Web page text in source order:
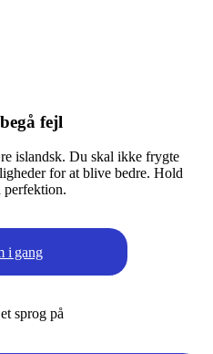
fejl
islandsk. Du skal ikke frygte
for at blive bedre. Hold
perfektion.
i gang
sprog på